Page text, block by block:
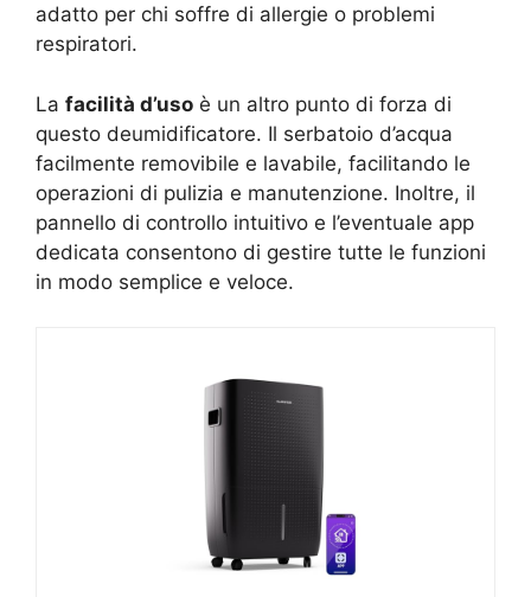
adatto per chi soffre di allergie o problemi
respiratori.
La facilità d’uso è un altro punto di forza di
questo deumidificatore. Il serbatoio d’acqua
facilmente removibile e lavabile, facilitando le
operazioni di pulizia e manutenzione. Inoltre, il
pannello di controllo intuitivo e l’eventuale app
dedicata consentono di gestire tutte le funzioni
in modo semplice e veloce.